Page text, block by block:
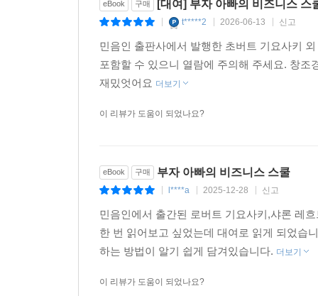
eBook 구매 [대여] 부자 아빠의 비즈니스 스
t*****2 2026-06-13 신고
민음인 출판사에서 발행한 초버트 기요사키
포함할 수 있으니 열람에 주의해 주세요. 창
재밌엇어요 더보기
이 리뷰가 도움이 되었나요?
eBook 구매 부자 아빠의 비즈니스 스쿨
l****a 2025-12-28 신고
민음인에서 출간된 로버트 기요사키,샤론 레
한 번 읽어보고 싶었는데 대여로 읽게 되었습
하는 방법이 알기 쉽게 담겨있습니다. 더보기
이 리뷰가 도움이 되었나요?